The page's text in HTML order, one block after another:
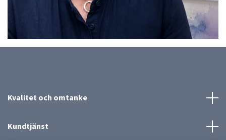
Kvalitet och omtanke
Kundtjänst